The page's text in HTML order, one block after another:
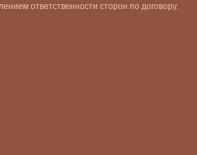
ответственности сторон по договору.